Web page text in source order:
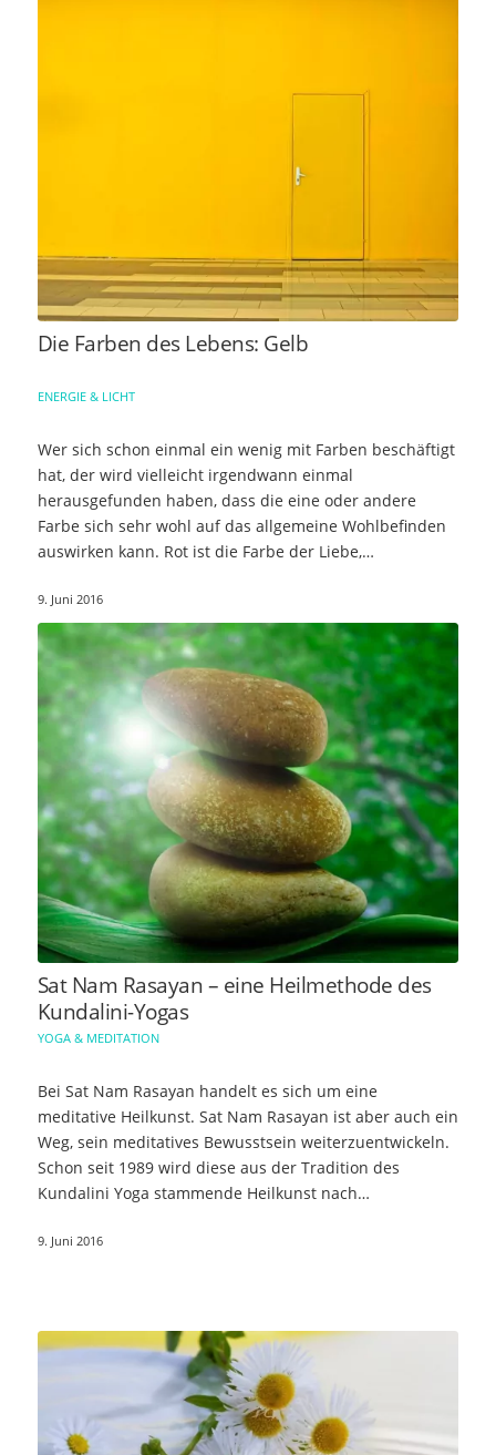
Die Farben des Lebens: Gelb
ENERGIE & LICHT
Wer sich schon einmal ein wenig mit Farben beschäftigt
hat, der wird vielleicht irgendwann einmal
herausgefunden haben, dass die eine oder andere
Farbe sich sehr wohl auf das allgemeine Wohlbefinden
auswirken kann. Rot ist die Farbe der Liebe,…
9. Juni 2016
Sat Nam Rasayan – eine Heilmethode des
Kundalini-Yogas
YOGA & MEDITATION
Bei Sat Nam Rasayan handelt es sich um eine
meditative Heilkunst. Sat Nam Rasayan ist aber auch ein
Weg, sein meditatives Bewusstsein weiterzuentwickeln.
Schon seit 1989 wird diese aus der Tradition des
Kundalini Yoga stammende Heilkunst nach…
9. Juni 2016